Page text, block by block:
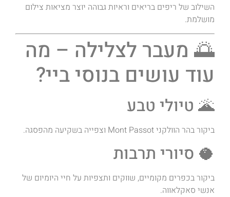
השילוב של ריפים בריאים וראיות גבוהה יוצר מציאות צילום
מושלמת.
🌅 מעבר לצלילה – מה
עוד עושים בנוסי ביי?
🌋 טיולי טבע
ביקור בהר הוולקני Mont Passot וצפייה בשקיעה מהפסגה.
🥥 סיורי תרבות
ביקור בכפרים מקומיים, שווקים ותצפיות על חיי היומיום של
אנשי סאקלאווה.